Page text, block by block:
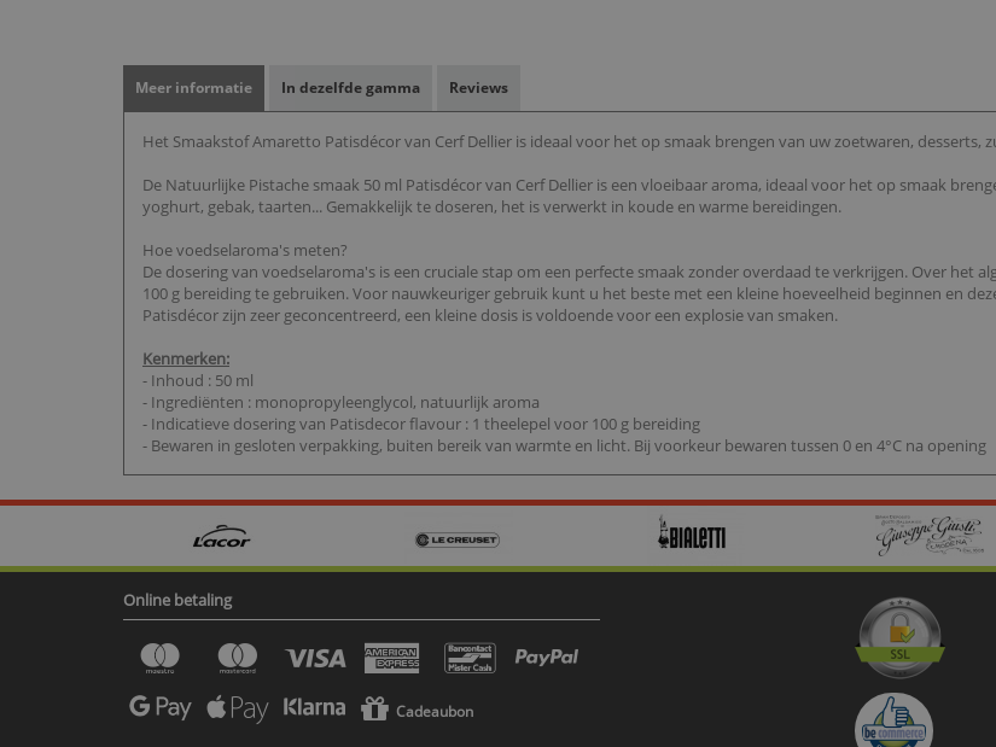
Meer informatie In dezelfde gamma Reviews
Het Smaakstof Amaretto Patisdécor van Cerf Dellier is ideaal voor het op smaak brengen van uw zoetwaren, desserts,
De Natuurlijke Pistache smaak 50 ml Patisdécor van Cerf Dellier is een vloeibaar aroma, ideaal voor het op smaak
yoghurt, gebak, taarten... Gemakkelijk te doseren, het is verwerkt in koude en warme bereidingen.
Hoe voedselaroma's meten?
De dosering van voedselaroma's is een cruciale stap om een perfecte smaak zonder overdaad te verkrijgen. Over het
100 g bereiding te gebruiken. Voor nauwkeuriger gebruik kunt u het beste met een kleine hoeveelheid beginnen en
Patisdécor zijn zeer geconcentreerd, een kleine dosis is voldoende voor een explosie van smaken.
Kenmerken:
- Inhoud : 50 ml
- Ingrediënten : monopropyleenglycol, natuurlijk aroma
- Indicatieve dosering van Patisdecor flavour : 1 theelepel voor 100 g bereiding
- Bewaren in gesloten verpakking, buiten bereik van warmte en licht. Bij voorkeur bewaren tussen 0 en 4°C na opening
Online betaling
Cadeaubon